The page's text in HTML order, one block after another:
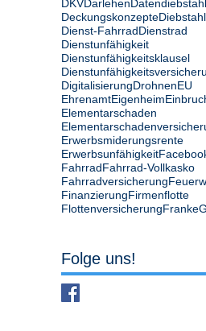
DKVDarlehenDatendiebstahl
DeckungskonzepteDiebstahl
Dienst-FahrradDienstrad
Dienstunfähigkeit
Dienstunfähigkeitsklausel
DigitalisierungDrohnenEU
EhrenamtEigenheim
Elementarschaden
Erwerbsmiderungsrente
Erwerbsunfähigkeit
FahrradFahrrad-Vollkasko
Fahrradversicherung
FinanzierungFirmenflotte
FlottenversicherungFranke
Folge uns!